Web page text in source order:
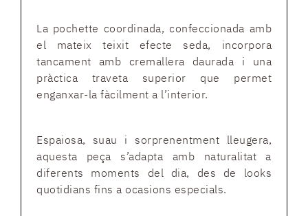
La pochette coordinada, confeccionada amb
el mateix teixit efecte seda, incorpora
tancament amb cremallera daurada i una
pràctica traveta superior que permet
enganxar-la fàcilment a l’interior.
Espaiosa, suau i sorprenentment lleugera,
aquesta peça s’adapta amb naturalitat a
diferents moments del dia, des de looks
quotidians fins a ocasions especials.